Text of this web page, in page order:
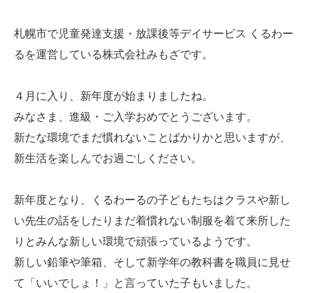
札幌市で児童発達支援・放課後等デイサービス くるわー
るを運営している株式会社みもざです。
４月に入り、新年度が始まりましたね。
みなさま、進級・ご入学おめでとうございます。
新たな環境でまだ慣れないことばかりかと思いますが、
新生活を楽しんでお過ごしください。
新年度となり、くるわーるの子どもたちはクラスや新し
い先生の話をしたりまだ着慣れない制服を着て来所した
りとみんな新しい環境で頑張っているようです。
新しい鉛筆や筆箱、そして新学年の教科書を職員に見せ
て「いいでしょ！」と言っていた子もいました。